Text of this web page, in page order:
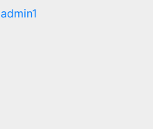
admin1